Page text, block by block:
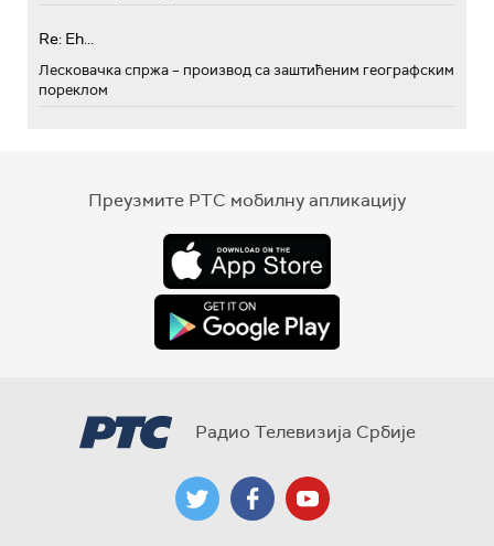
Re: Eh...
Лесковачка спржа – производ са заштићеним географским
пореклом
Преузмите РТС мобилну апликацију
Радио Телевизија Србије